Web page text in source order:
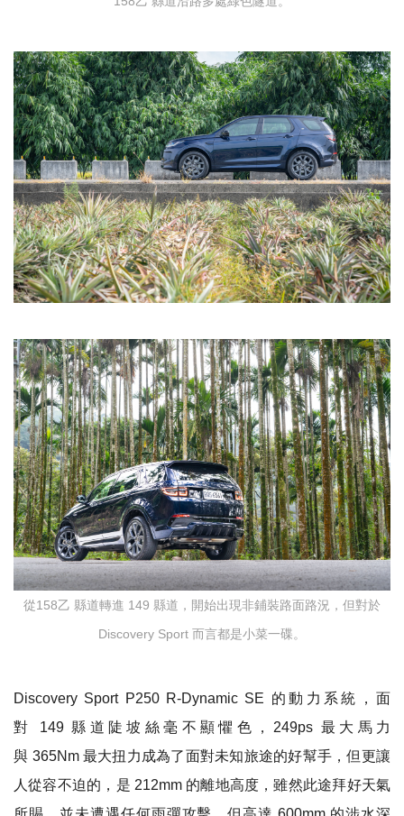
從158乙 縣道轉進 149 縣道，開始出現非鋪裝路面路況，但對於
Discovery Sport 而言都是小菜一碟。
Discovery Sport P250 R-Dynamic SE 的動力系統，面
對 149縣道陡坡絲毫不顯懼色， 249ps 最大馬力
與 365Nm 最大扭力成為了面對未知旅途的好幫手，但更讓
人從容不迫的，是 212mm 的離地高度，雖然此途拜好天氣